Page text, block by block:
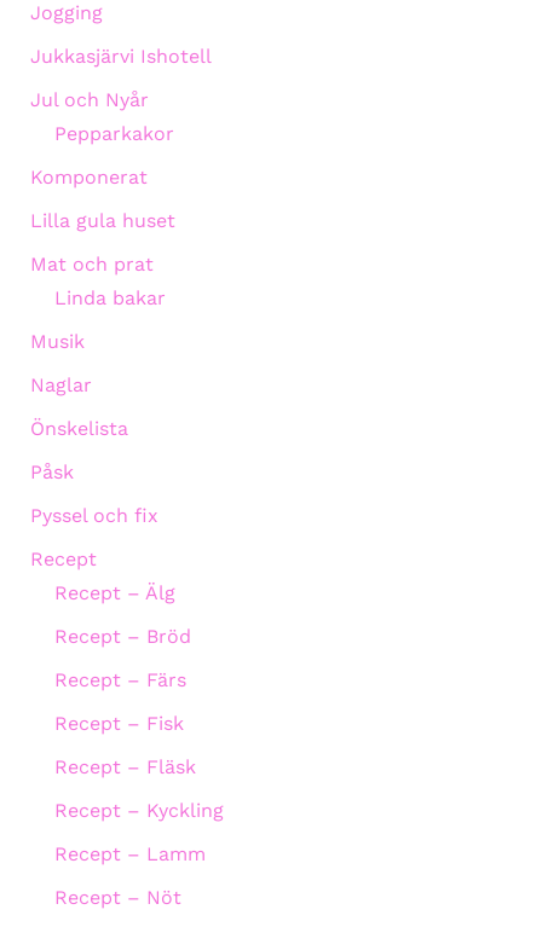
Jogging
Jukkasjärvi Ishotell
Jul och Nyår
Pepparkakor
Komponerat
Lilla gula huset
Mat och prat
Linda bakar
Musik
Naglar
Önskelista
Påsk
Pyssel och fix
Recept
Recept – Älg
Recept – Bröd
Recept – Färs
Recept – Fisk
Recept – Fläsk
Recept – Kyckling
Recept – Lamm
Recept – Nöt